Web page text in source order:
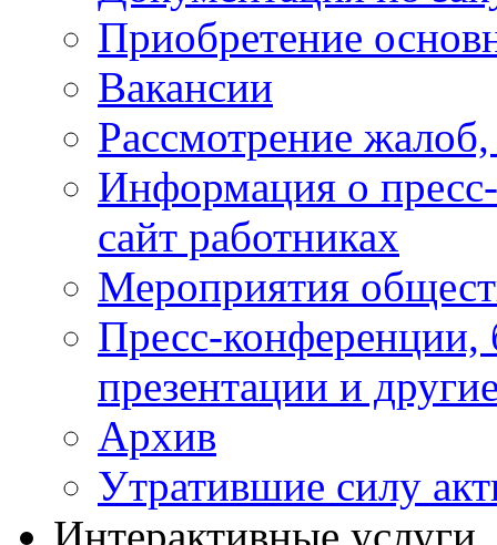
Приобретение
Вакансии
Рассмотрение
Информация о
сайт работниках
Мероприятия
Пресс-
презентации и
Архив
Утратившие силу